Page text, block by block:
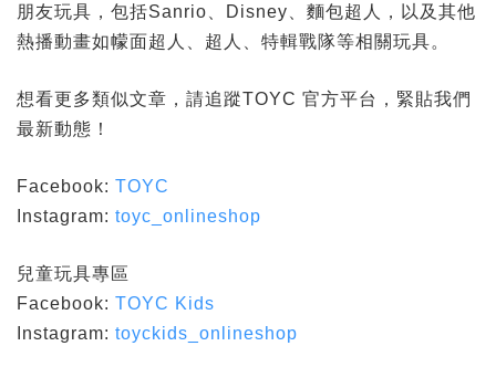
朋友玩具，包括Sanrio、Disney、麵包超人，以及其他
熱播動畫如幪面超人、超人、特輯戰隊等相關玩具。
想看更多類似文章，請追蹤TOYC 官方平台，緊貼我們
最新動態！
Facebook: TOYC
Instagram: toyc_onlineshop
兒童玩具專區
Facebook: TOYC Kids
Instagram: toyckids_onlineshop